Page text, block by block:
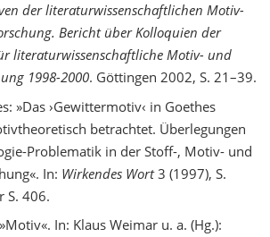
der literaturwissenschaftlichen Motiv-
Bericht über Kolloquien der
literaturwissenschaftliche Motiv- und
1998-2000. Göttingen 2002, S. 21–39.
»Das ›Gewittermotiv‹ in Goethes
betrachtet. Überlegungen
Problematik in der Stoff-, Motiv- und
In: Wirkendes Wort3 (1997), S.
S. 406.
In: Klaus Weimar u. a. (Hg.):